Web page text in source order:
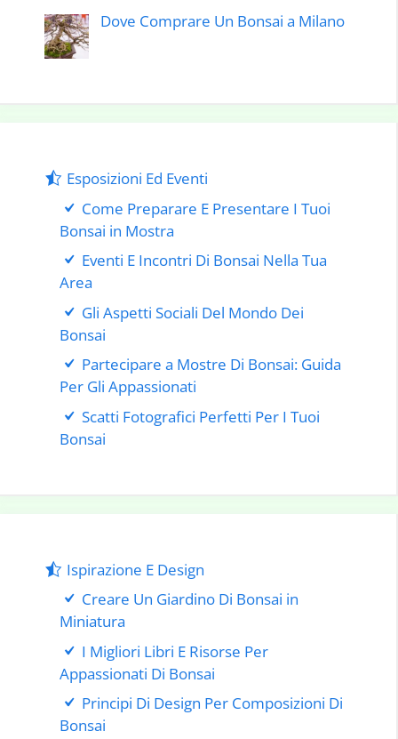
Dove Comprare Un Bonsai a Milano
Esposizioni Ed Eventi
Come Preparare E Presentare I Tuoi
Bonsai in Mostra
Eventi E Incontri Di Bonsai Nella Tua
Area
Gli Aspetti Sociali Del Mondo Dei
Bonsai
Partecipare a Mostre Di Bonsai: Guida
Per Gli Appassionati
Scatti Fotografici Perfetti Per I Tuoi
Bonsai
Ispirazione E Design
Creare Un Giardino Di Bonsai in
Miniatura
I Migliori Libri E Risorse Per
Appassionati Di Bonsai
Principi Di Design Per Composizioni Di
Bonsai